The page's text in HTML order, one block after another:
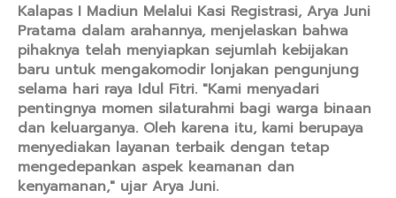
Kalapas I Madiun Melalui Kasi Registrasi, Arya Juni
Pratama dalam arahannya, menjelaskan bahwa
pihaknya telah menyiapkan sejumlah kebijakan
baru untuk mengakomodir lonjakan pengunjung
selama hari raya Idul Fitri. "Kami menyadari
pentingnya momen silaturahmi bagi warga binaan
dan keluarganya. Oleh karena itu, kami berupaya
menyediakan layanan terbaik dengan tetap
mengedepankan aspek keamanan dan
kenyamanan," ujar Arya Juni.